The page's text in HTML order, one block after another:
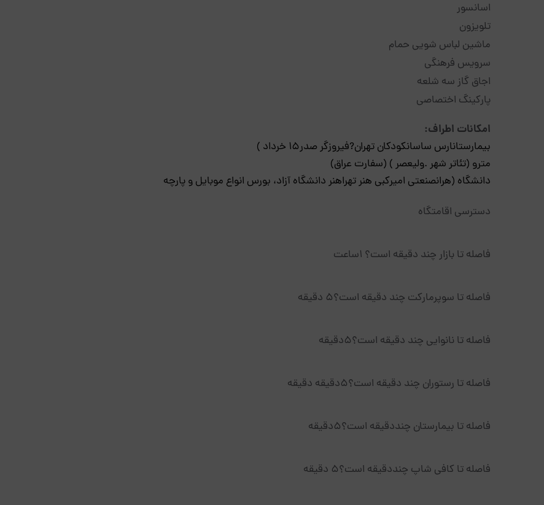
اسانسور
تلویزون
ماشین لباس شویی حمام
سرویس فرهنگی
اجاق گاز سه شلعه
پارکینگ اختصاصی
امکانات اطراف:
بیمارستانارس ساسانکودکان تهران?فیروزگر صدر۱۵ خرداد )
مترو (تئاتر شهر .ولیعصر ) (سفارت عراق)
دانشگاه (هرانصنعتی امیرکبی هنر تهراهنر دانشگاه آزاد، بورس انواع موبایل و پارچه
دسترسی اقامتگاه
فاصله تا بازار چند دقیقه است؟ 1ساعت
فاصله تا سوپرمارکت چند دقیقه است؟5 دقیقه
فاصله تا نانوایی چند دقیقه است؟5دقیقه
فاصله تا رستوران چند دقیقه است؟5دقیقه دقیقه
فاصله تا بیمارستان چنددقیقه است؟5دقیقه
فاصله تا کافی شاپ چنددقیقه است؟5 دقیقه